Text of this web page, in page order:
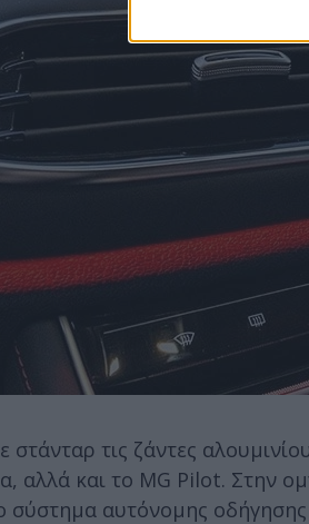
στάνταρ τις ζάντες
αλλά και το MG Pilot. Στην
σύστημα αυτόνομης